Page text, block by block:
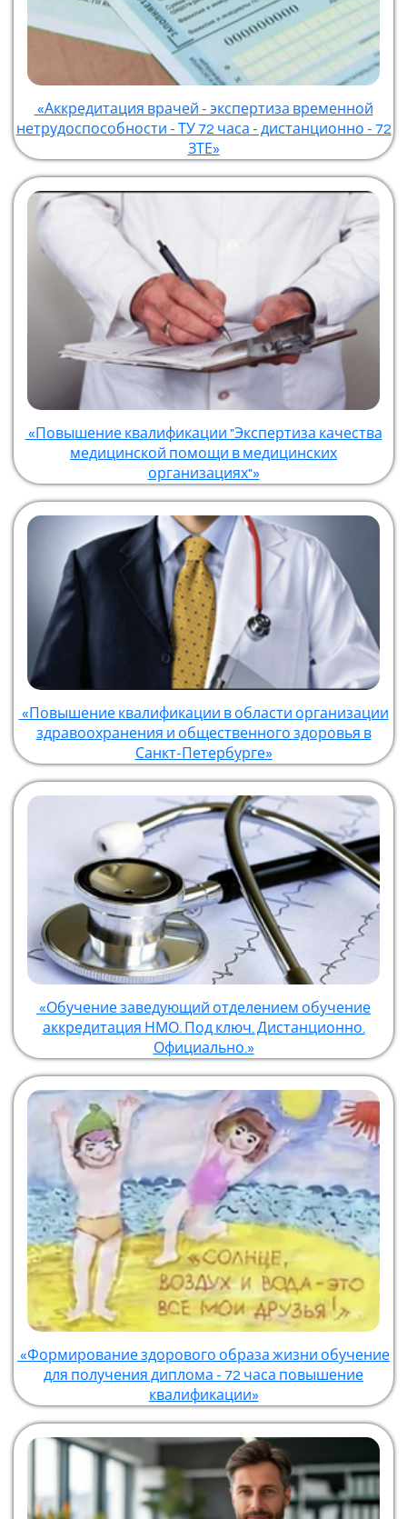
«Аккредитация врачей - экспертиза временной
нетрудоспособности - ТУ 72 часа - дистанционно - 72
ЗТЕ»
«Повышение квалификации "Экспертиза качества
медицинской помощи в медицинских
организациях"»
«Повышение квалификации в области организации
здравоохранения и общественного здоровья в
Санкт-Петербурге»
«Обучение заведующий отделением обучение
аккредитация НМО. Под ключ. Дистанционно.
Официально.»
«Формирование здорового образа жизни обучение
для получения диплома - 72 часа повышение
квалификации»